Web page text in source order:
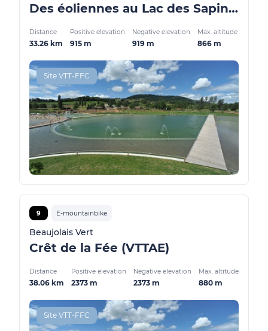
Des éoliennes au Lac des Sapins (VTTAE)
Distance
33.26 km
Positive elevation
915 m
Negative elevation
919 m
Max. altitude
866 m
Site VTT-FFC
9 E-mountainbike
Beaujolais Vert
Crêt de la Fée (VTTAE)
Distance
38.06 km
Positive elevation
2373 m
Negative elevation
2373 m
Max. altitude
880 m
Site VTT-FFC